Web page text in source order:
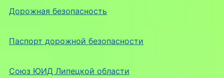
Дорожная безопасность
Паспорт дорожной безопасности
Союз ЮИД Липецкой области